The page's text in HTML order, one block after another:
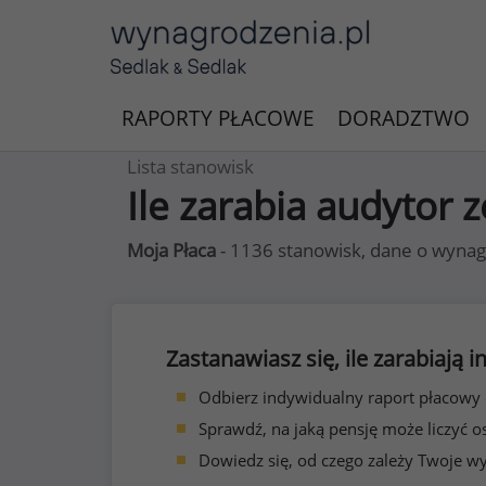
RAPORTY PŁACOWE DORADZTWO
Lista stanowisk
Ile zarabia audytor
Moja Płaca - 1136 stanowisk, dane o
Zastanawiasz się, ile zarabiają
Odbierz indywidualny raport
Sprawdź, na jaką pensję może liczyć
Dowiedz się, od czego zależy Twoje